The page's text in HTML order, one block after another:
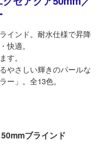
インド。耐水仕様で昇降
快適。
す。
やさしい輝きのパールな
ー」。全13色。
ブラインド